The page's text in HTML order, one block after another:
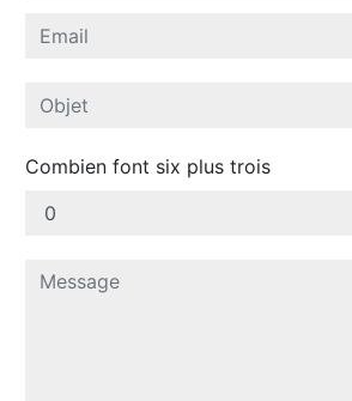
Combien font six plus trois